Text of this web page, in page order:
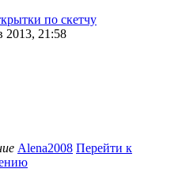
по скетчу
2013, 21:58
Alena2008 Перейти к